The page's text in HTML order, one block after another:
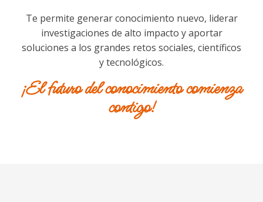
Te permite generar conocimiento nuevo, liderar
investigaciones de alto impacto y aportar
soluciones a los grandes retos sociales, científicos
y tecnológicos.
¡El futuro del conocimiento comienza
contigo!